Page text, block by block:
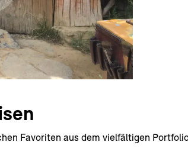
Favoriten aus dem vielfältigen